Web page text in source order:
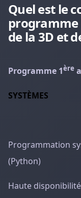
Quel est le
de la 3D et
Programme 1ère
SYSTÈMES
Programmation
(Python)
Haute disponibilité